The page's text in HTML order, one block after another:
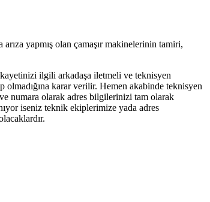
yapmış olan çamaşır makinelerinin tamiri,
ilgili arkadaşa iletmeli ve teknisyen
karar verilir. Hemen akabinde teknisyen
numara olarak adres bilgilerinizi tam olarak
iseniz teknik ekiplerimize yada adres